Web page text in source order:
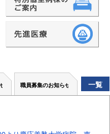
職員募集のお知らせ 一覧